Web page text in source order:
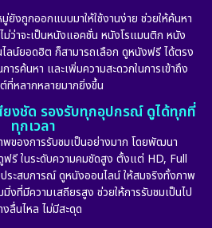
ยังถูกออกแบบมาให้ใช้งานง่าย ช่วยให้ค้นหา
ม่ว่าจะเป็นหนังแอคชั่น หนังโรแมนติก หนัง
ลน์ยอดฮิต ก็สามารถเลือก ดูหนังฟรี ได้ตรง
ารค้นหา และเพิ่มความสะดวกในการเข้าถึง
ที่หลากหลายมากยิ่งขึ้น
งชัด รองรับทุกอุปกรณ์ ดูได้ทุกที่
ทุกเวลา
ของการรับชมเป็นอย่างมาก โดยพัฒนา
รี ในระดับความคมชัดสูง ตั้งแต่ HD, Full
ระสบการณ์ ดูหนังออนไลน์ ให้สมจริงทั้งภาพ
งที่มีความเสถียรสูง ช่วยให้การรับชมเป็นไป
งลื่นไหล ไม่มีสะดุด